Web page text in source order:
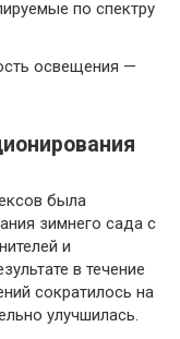
по спектру
освещения —
была
зимнего сада с
и
в течение
сократилось на
улучшилась.